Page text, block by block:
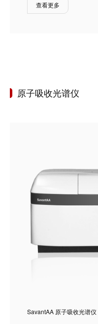
查看更多
原子吸收光谱仪
SavantAA 原子吸收光谱仪